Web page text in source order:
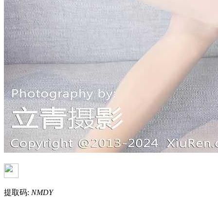
提取码: NMDY